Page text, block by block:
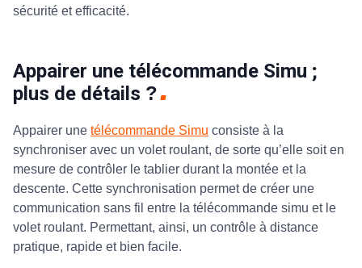
sécurité et efficacité.
Appairer une télécommande Simu ;
plus de détails ?
Appairer une télécommande Simu consiste à la
synchroniser avec un volet roulant, de sorte qu’elle soit en
mesure de contrôler le tablier durant la montée et la
descente. Cette synchronisation permet de créer une
communication sans fil entre la télécommande simu et le
volet roulant. Permettant, ainsi, un contrôle à distance
pratique, rapide et bien facile.